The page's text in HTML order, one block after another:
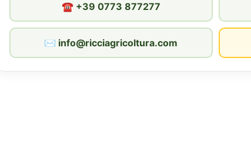
☎︎ +39 0773 877277
✉︎ info@ricciagricoltura.com